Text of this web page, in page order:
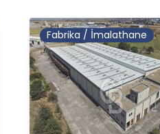
Fabrika / İmalathane